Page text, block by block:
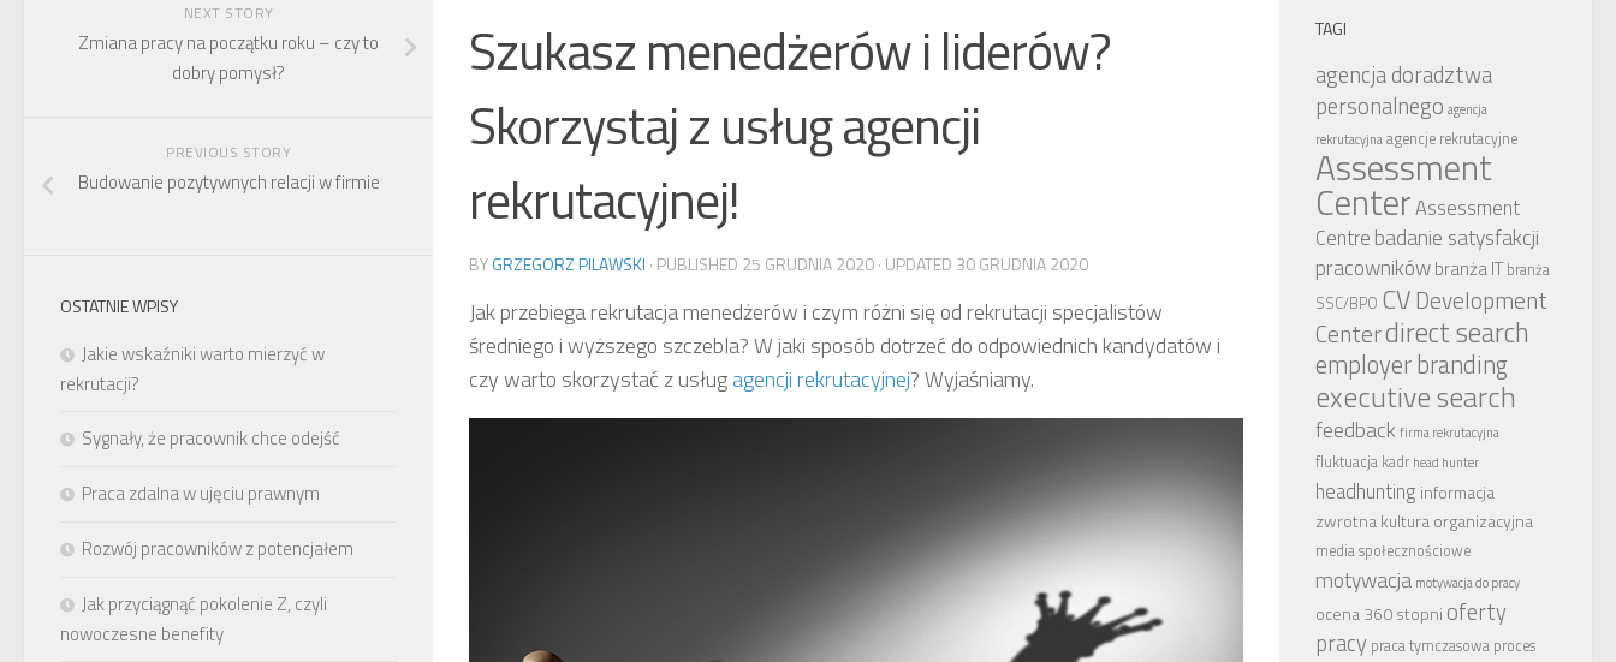
Szukasz menedżerów i liderów?
Skorzystaj z usług agencji
rekrutacyjnej!
BYGRZEGORZ PILAWSKI · PUBLISHED 25 GRUDNIA 2020· UPDATED 30 GRUDNIA 2020
Jak przebiega rekrutacja menedżerów i czym różni się od rekrutacji specjalistów
średniego i wyższego szczebla? W jaki sposób dotrzeć do odpowiednich kandydatów i
czy warto skorzystać z usługagencji rekrutacyjnej? Wyjaśniamy.
NEXT STORY
Zmiana pracy na początku roku – czy to
dobry pomysł?
PREVIOUS STORY
Budowanie pozytywnych relacji w firmie
OSTATNIE WPISY
Jakie wskaźniki warto mierzyć w
rekrutacji?
Sygnały, że pracownik chce odejść
Praca zdalna w ujęciu prawnym
Rozwój pracowników z potencjałem
Jak przyciągnąć pokolenie Z, czyli
nowoczesne benefity
TAGI
agencja doradztwa
personalnego agencja
rekrutacyjnaagencje rekrutacyjne
Assessment
CenterAssessment
Centre badanie satysfakcji
pracownikówbranża IT branża
SSC/BPO CV Development
Centerdirect search
employer branding
executive search
feedback firma rekrutacyjna
fluktuacja kadr head hunter
headhunting informacja
zwrotnakultura organizacyjna
media społecznościowe
motywacja motywacja do pracy
ocena 360 stopni oferty
pracy praca tymczasowa proces